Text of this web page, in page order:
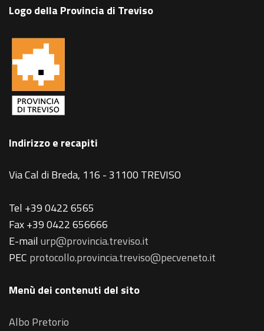
Logo della Provincia di Treviso
Indirizzo e recapiti
Via Cal di Breda, 116 - 31100 TREVISO
Tel +39 0422 6565
Fax +39 0422 656666
E-mailurp@provincia.treviso.it
PEC protocollo.provincia.treviso@pecveneto.it
Menù dei contenuti del sito
Albo Pretorio